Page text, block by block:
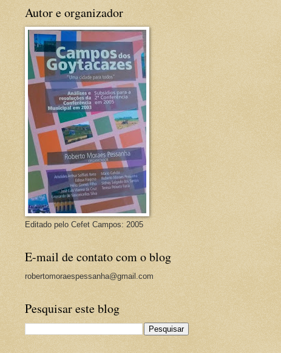
Autor e organizador
Editado pelo Cefet Campos: 2005
E-mail de contato com o blog
robertomoraespessanha@gmail.com
Pesquisar este blog